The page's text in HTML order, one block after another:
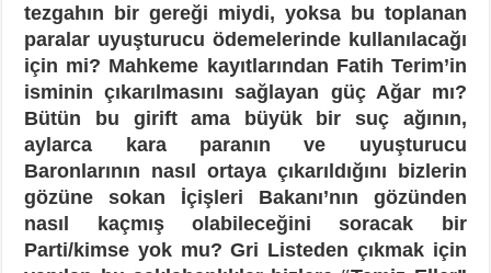
tezgahın bir gereği miydi, yoksa bu toplanan
paralar uyuşturucu ödemelerinde kullanılacağı
için mi? Mahkeme kayıtlarından Fatih Terim’in
isminin çıkarılmasını sağlayan güç Ağar mı?
Bütün bu girift ama büyük bir suç ağının,
aylarca kara paranın ve uyuşturucu
Baronlarının nasıl ortaya çıkarıldığını bizlerin
gözüne sokan İçişleri Bakanı’nın gözünden
nasıl kaçmış olabileceğini soracak bir
Parti/kimse yok mu? Gri Listeden çıkmak için